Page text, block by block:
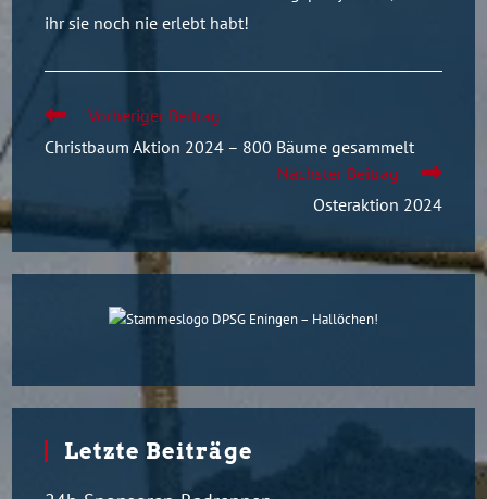
ihr sie noch nie erlebt habt!
Vorheriger Beitrag
Christbaum Aktion 2024 – 800 Bäume gesammelt
Nächster Beitrag
Osteraktion 2024
Letzte Beiträge